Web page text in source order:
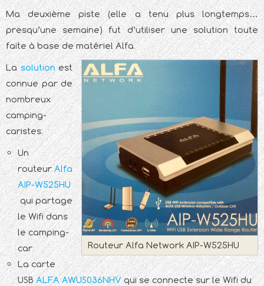
Ma deuxième piste (elle a tenu plus longtemps…
presqu’une semaine) fut d’utiliser une solution toute
faite à base de matériel Alfa.
Routeur Alfa Network AIP-W525HU
Lasolutionest
connue par de
nombreux
camping-
caristes:
Un
routeurAlfa
AIP-W525HU
qui partage
le Wifi dans
le camping-
car.
La carte
USBALFA AWUS036NHVqui se connecte sur le Wifi du